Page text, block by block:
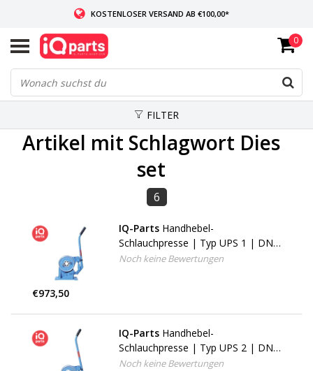
KOSTENLOSER VERSAND AB €100,00*
WENN AUF LAGER: VOR 14:00 UHR BESTELLT, VERSAND AM SELBEN TAG
WELTWEITE LIEFERUNG
0
FILTER
Artikel mit Schlagwort Dies
set
6
IQ-Parts Handhebel-
Schlauchpresse | Typ UPS 1 | DN
1 - DN 16
Noch keine Bewertungen
€973,50
IQ-Parts Handhebel-
Schlauchpresse | Typ UPS 2 | DN
20 - DN 25
Noch keine Bewertungen